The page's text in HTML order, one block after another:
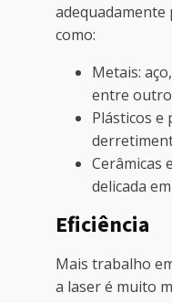
como:
Metais:
entre
Plásticos e
Cerâmicas
delicada
Eficiência
Mais trabalho
a laser é muito